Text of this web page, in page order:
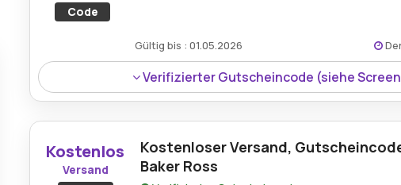
Code
Gültig bis : 01.05.2026
Verifizierter Gutscheincode (siehe
Kostenlos
Versand
Kostenloser Versand,
Baker Ross